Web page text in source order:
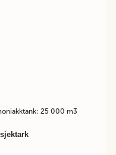
25 000 m3